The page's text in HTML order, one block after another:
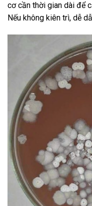
cơ cần thời gian dài để
Nếu không kiên trì, dễ